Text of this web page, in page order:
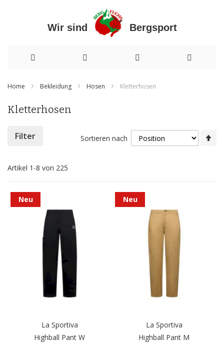
Wir sind Bergsport
Inhalt
Home Bekleidung Hosen Kletterhosen
Kletterhosen
Artikel 1 -8 von 225
Sortieren nach
Neu
La Sportiva
Highball Pant W
Neu
La Sportiva
Highball Pant M
Filter